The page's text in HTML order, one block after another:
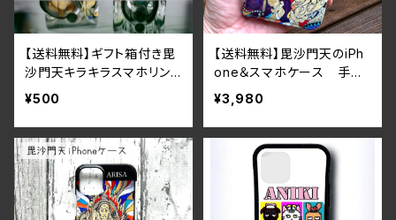
【送料無料】ギフト箱付き毘
沙門天キラキラスマホリン
グ 開運・幸運・縁起・七福
¥500
【送料無料】毘沙門天のiPh
one＆スマホケース 手帳
型iPhone16シリーズ対応
¥3,980